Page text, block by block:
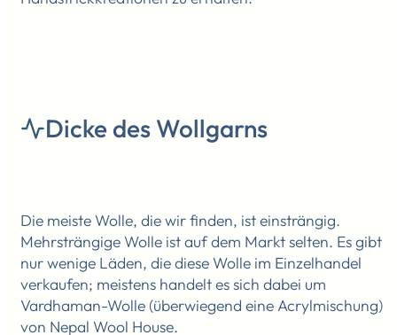
Dicke des Wollgarns
Die meiste Wolle, die wir finden, ist einsträngig.
Mehrsträngige Wolle ist auf dem Markt selten. Es gibt
nur wenige Läden, die diese Wolle im Einzelhandel
verkaufen; meistens handelt es sich dabei um
Vardhaman-Wolle (überwiegend eine Acrylmischung)
von Nepal Wool House.